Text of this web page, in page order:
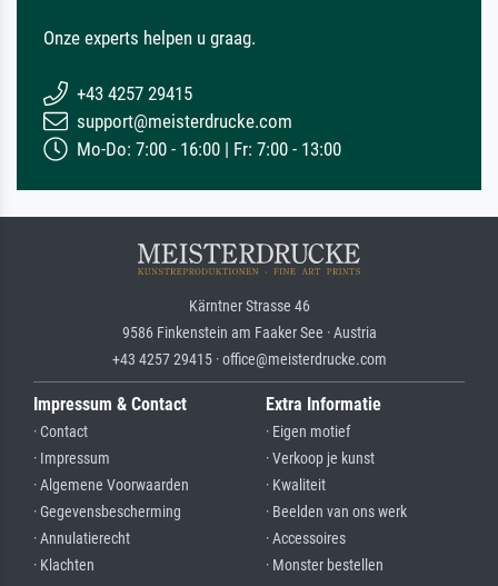
Onze experts helpen u graag.
+43 4257 29415
support@meisterdrucke.com
Mo-Do: 7:00 - 16:00 | Fr: 7:00 - 13:00
Kärntner Strasse 46
9586 Finkenstein am Faaker See · Austria
+43 4257 29415 · office@meisterdrucke.com
Impressum & Contact
· Contact
· Impressum
· Algemene Voorwaarden
· Gegevensbescherming
· Annulatierecht
· Klachten
Extra Informatie
· Eigen motief
· Verkoop je kunst
· Kwaliteit
· Beelden van ons werk
· Accessoires
· Monster bestellen